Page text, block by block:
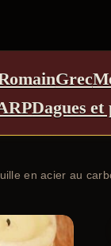
Grec
Dagues et
en acier au